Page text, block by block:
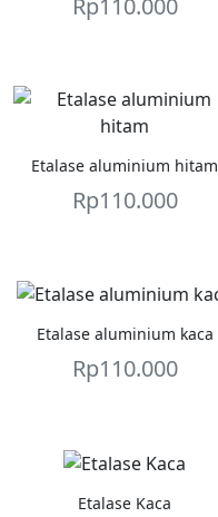
Etalase aluminium hitam
Rp110.000
Etalase aluminium kaca
Rp110.000
Etalase Kaca